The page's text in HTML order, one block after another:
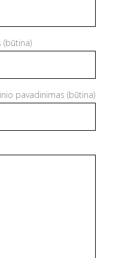
(būtina)
pavadinimas (būtina)